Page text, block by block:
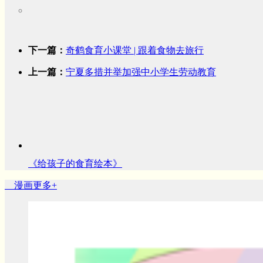
下一篇： 奇鹤食育小课堂 | 跟着食物去旅行
上一篇： 宁夏多措并举加强中小学生劳动教育
《给孩子的食育绘本》
漫画更多+